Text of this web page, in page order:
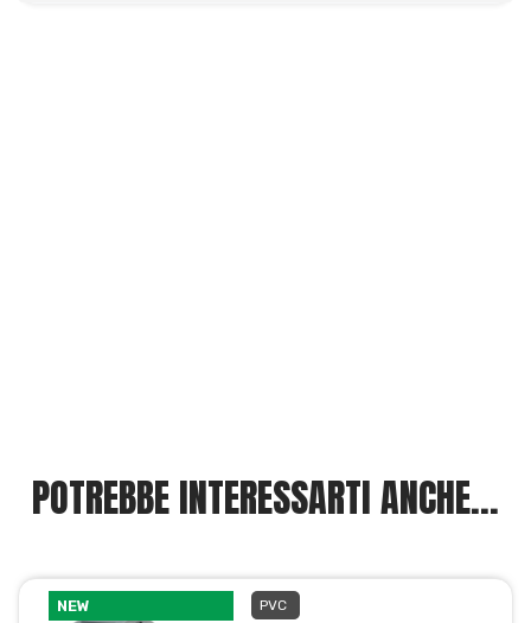
POTREBBE INTERESSARTI ANCHE...
NEW PVC